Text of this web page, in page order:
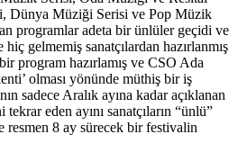
Dünya Müziği Serisi ve Pop Müzik
programlar adeta bir ünlüler geçidi ve
gelmemiş sanatçılardan hazırlanmış
program hazırlamış ve CSO Ada
olması yönünde müthiş bir iş
sadece Aralık ayına kadar açıklanan
eden ayını sanatçıların “ünlü”
resmen 8 ay sürecek bir festivalin